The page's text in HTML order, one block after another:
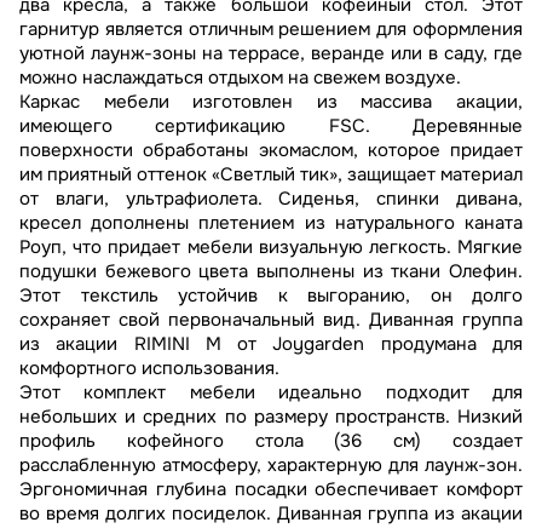
гарнитур является отличным решением для оформления
уютной лаунж-зоны на террасе, веранде или в саду, где
можно наслаждаться отдыхом на свежем воздухе.
Каркас мебели изготовлен из массива акации,
имеющего сертификацию FSC. Деревянные
поверхности обработаны экомаслом, которое придает
им приятный оттенок «Светлый тик», защищает материал
от влаги, ультрафиолета. Сиденья, спинки дивана,
кресел дополнены плетением из натурального каната
Роуп, что придает мебели визуальную легкость. Мягкие
подушки бежевого цвета выполнены из ткани Олефин.
Этот текстиль устойчив к выгоранию, он долго
сохраняет свой первоначальный вид. Диванная группа
из акации RIMINI M от Joygarden продумана для
комфортного использования.
Этот комплект мебели идеально подходит для
небольших и средних по размеру пространств. Низкий
профиль кофейного стола (36 см) создает
расслабленную атмосферу, характерную для лаунж-зон.
Эргономичная глубина посадки обеспечивает комфорт
во время долгих посиделок. Диванная группа из акации